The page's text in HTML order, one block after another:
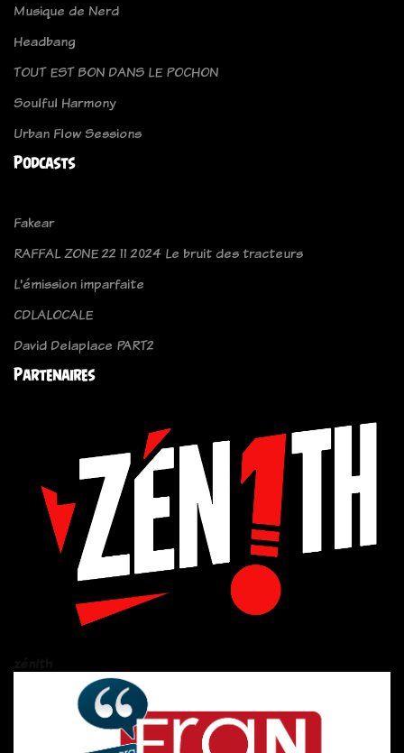
Musique de Nerd
Headbang
TOUT EST BON DANS LE POCHON
Soulful Harmony
Urban Flow Sessions
Podcasts
Fakear
RAFFAL ZONE 22 11 2024 Le bruit des tracteurs
L'émission imparfaite
CDLALOCALE
David Delaplace PART2
Partenaires